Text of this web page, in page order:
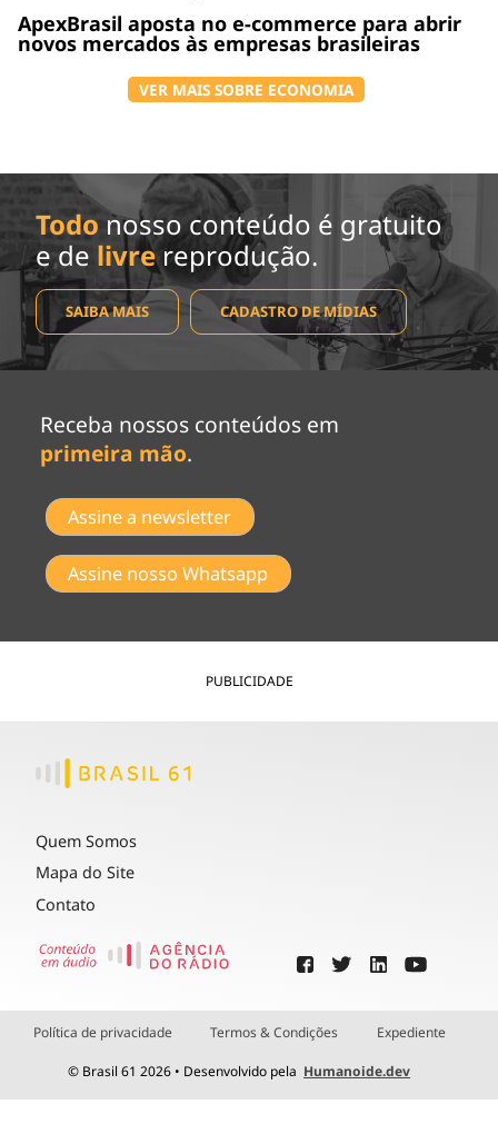
ApexBrasil aposta no e-commerce para abrir
novos mercados às empresas brasileiras
VER MAIS SOBRE ECONOMIA
Todo nosso conteúdo é gratuito
e de livrereprodução.
SAIBA MAIS CADASTRO DE MÍDIAS
Receba nossos conteúdos em
primeira mão.
Assine a newsletter
Assine nosso Whatsapp
PUBLICIDADE
Quem Somos
Mapa do Site
Contato
Política de privacidade Termos & Condições Expediente
© Brasil 61 2026 • Desenvolvido pela Humanoide.dev